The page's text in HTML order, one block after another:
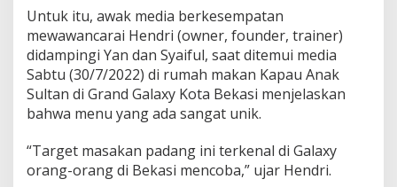
G
a
l
a
x
y
o
a
B
Untuk itu, awak media berkesempatan
mewawancarai Hendri (owner, founder, trainer)
didampingi Yan dan Syaiful, saat ditemui media
Sabtu (30/7/2022) di rumah makan Kapau Anak
Sultan di Grand Galaxy Kota Bekasi menjelaskan
bahwa menu yang ada sangat unik.
“Target masakan padang ini terkenal di Galaxy
orang-orang di Bekasi mencoba,” ujar Hendri.